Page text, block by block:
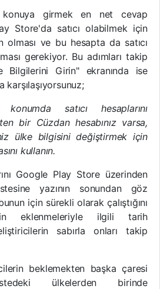
konuya girmek en net cevap
Store'da satıcı olabilmek için
olması ve bu hesapta da satıcı
gerekiyor. Bu adımları takip
Bilgilerini Girin" ekranında ise
karşılaşıyorsunuz;
satıcı hesaplarını
bir Cüzdan hesabınız varsa,
ülke bilgisini değiştirmek için
kullanın.
Google Play Store üzerinden
yazının sonundan göz
için sürekli olarak çalıştığını
eklenmeleriyle ilgili tarih
sabırla onları takip
beklemekten başka çaresi
ülkelerden birinde